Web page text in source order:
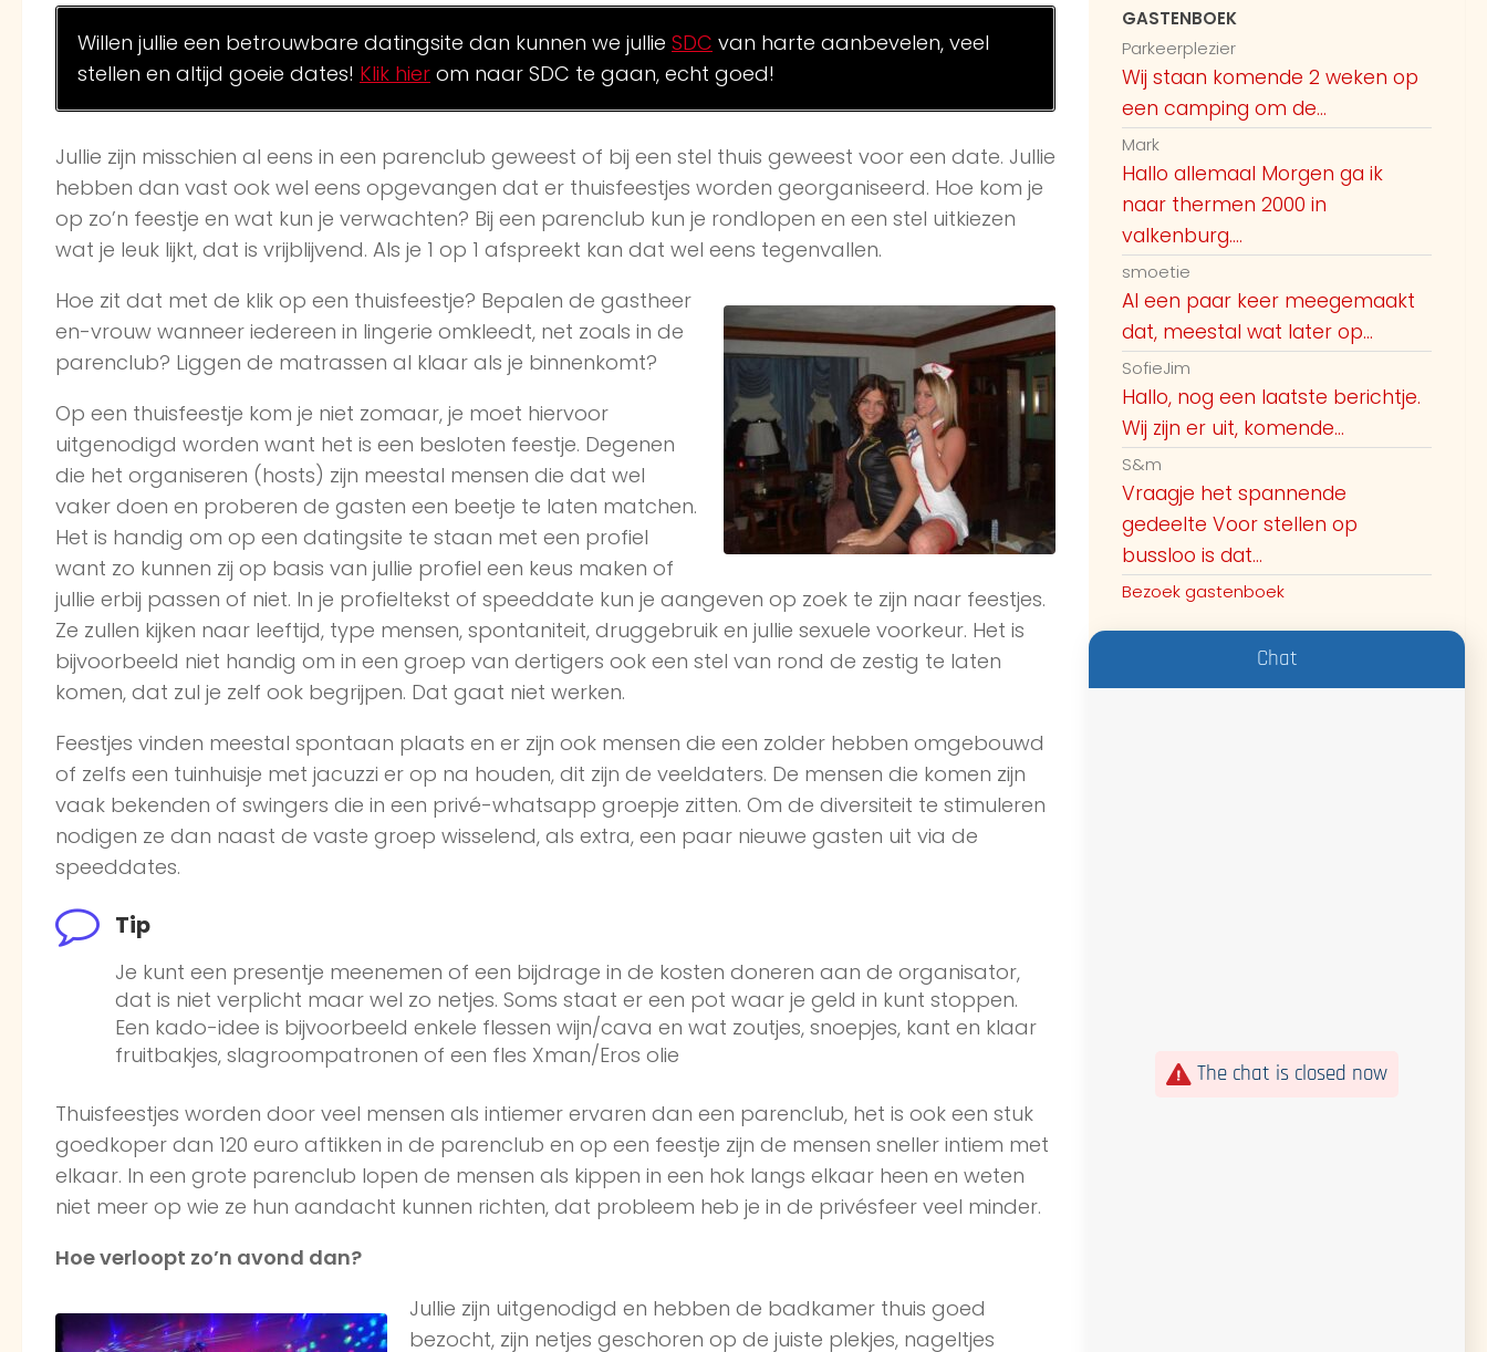
Willen jullie een betrouwbare datingsite dan kunnen we jullie SDC van harte aanbevelen, veel
stellen en altijd goeie dates! Klik hier om naar SDC te gaan, echt goed!
Jullie zijn misschien al eens in een parenclub geweest of bij een stel thuis geweest voor een date. Jullie
hebben dan vast ook wel eens opgevangen dat er thuisfeestjes worden georganiseerd. Hoe kom je
op zo’n feestje en wat kun je verwachten? Bij een parenclub kun je rondlopen en een stel uitkiezen
wat je leuk lijkt, dat is vrijblijvend. Als je 1 op 1 afspreekt kan dat wel eens tegenvallen.
Hoe zit dat met de klik op een thuisfeestje? Bepalen de gastheer
en-vrouw wanneer iedereen in lingerie omkleedt, net zoals in de
parenclub? Liggen de matrassen al klaar als je binnenkomt?
Op een thuisfeestje kom je niet zomaar, je moet hiervoor
uitgenodigd worden want het is een besloten feestje. Degenen
die het organiseren (hosts) zijn meestal mensen die dat wel
vaker doen en proberen de gasten een beetje te laten matchen.
Het is handig om op een datingsite te staan met een profiel
want zo kunnen zij op basis van jullie profiel een keus maken of
jullie erbij passen of niet. In je profieltekst of speeddate kun je aangeven op zoek te zijn naar feestjes.
Ze zullen kijken naar leeftijd, type mensen, spontaniteit, druggebruik en jullie sexuele voorkeur. Het is
bijvoorbeeld niet handig om in een groep van dertigers ook een stel van rond de zestig te laten
komen, dat zul je zelf ook begrijpen. Dat gaat niet werken.
Feestjes vinden meestal spontaan plaats en er zijn ook mensen die een zolder hebben omgebouwd
of zelfs een tuinhuisje met jacuzzi er op na houden, dit zijn de veeldaters. De mensen die komen zijn
vaak bekenden of swingers die in een privé-whatsapp groepje zitten. Om de diversiteit te stimuleren
nodigen ze dan naast de vaste groep wisselend, als extra, een paar nieuwe gasten uit via de
speeddates.
Tip
Je kunt een presentje meenemen of een bijdrage in de kosten doneren aan de organisator,
dat is niet verplicht maar wel zo netjes. Soms staat er een pot waar je geld in kunt stoppen.
Een kado-idee is bijvoorbeeld enkele flessen wijn/cava en wat zoutjes, snoepjes, kant en klaar
fruitbakjes, slagroompatronen of een fles Xman/Eros olie
Thuisfeestjes worden door veel mensen als intiemer ervaren dan een parenclub, het is ook een stuk
goedkoper dan 120 euro aftikken in de parenclub en op een feestje zijn de mensen sneller intiem met
elkaar. In een grote parenclub lopen de mensen als kippen in een hok langs elkaar heen en weten
niet meer op wie ze hun aandacht kunnen richten, dat probleem heb je in de privésfeer veel minder.
Hoe verloopt zo’n avond dan?
Jullie zijn uitgenodigd en hebben de badkamer thuis goed
bezocht, zijn netjes geschoren op de juiste plekjes, nageltjes
GASTENBOEK
Parkeerplezier
Wij staan komende 2 weken op
een camping om de...
Mark
Hallo allemaal Morgen ga ik
naar thermen 2000 in
valkenburg....
smoetie
Al een paar keer meegemaakt
dat, meestal wat later op...
SofieJim
Hallo, nog een laatste berichtje.
Wij zijn er uit, komende...
S&m
Vraagje het spannende
gedeelte Voor stellen op
bussloo is dat...
Bezoek gastenboek
Chat
The chat is closed now